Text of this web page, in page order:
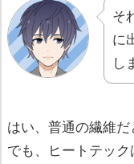
そ
に
し
はい、普通の繊維だ
でも、ヒートテッ